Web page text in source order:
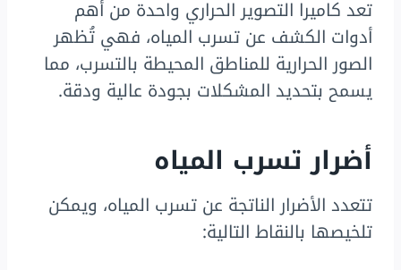
تعد كاميرا التصوير الحراري واحدة من أهم
أدوات الكشف عن تسرب المياه، فهي تُظهر
الصور الحرارية للمناطق المحيطة بالتسرب، مما
يسمح بتحديد المشكلات بجودة عالية ودقة.
أضرار تسرب المياه
تتعدد الأضرار الناتجة عن تسرب المياه، ويمكن
تلخيصها بالنقاط التالية: